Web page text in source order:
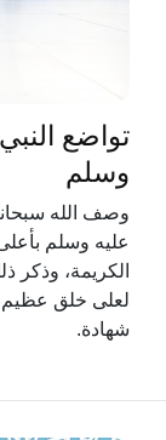
تواضع
وسلم
وصف الله
عليه وسلم
الكريمة، وذكر
شهادة.